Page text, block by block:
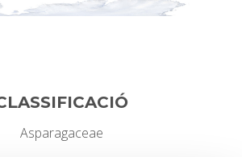
Asparagaceae